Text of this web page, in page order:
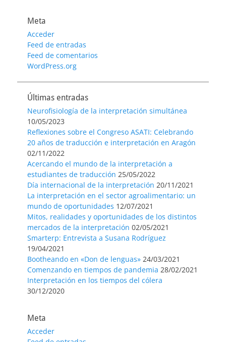
Meta
Acceder
Feed de entradas
Feed de comentarios
WordPress.org
Últimas entradas
Neurofisiología de la interpretación simultánea
10/05/2023
Reflexiones sobre el Congreso ASATI: Celebrando
20 años de traducción e interpretación en Aragón
02/11/2022
Acercando el mundo de la interpretación a
estudiantes de traducción 25/05/2022
Día internacional de la interpretación 20/11/2021
La interpretación en el sector agroalimentario: un
mundo de oportunidades 12/07/2021
Mitos, realidades y oportunidades de los distintos
mercados de la interpretación 02/05/2021
Smarterp: Entrevista a Susana Rodríguez
19/04/2021
Bootheando en «Don de lenguas» 24/03/2021
Comenzando en tiempos de pandemia 28/02/2021
Interpretación en los tiempos del cólera
30/12/2020
Meta
Acceder